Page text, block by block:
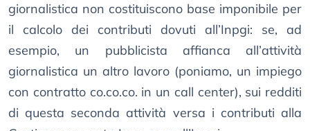
giornalistica non costituiscono base imponibile per
il calcolo dei contributi dovuti all’Inpgi: se, ad
esempio, un pubblicista affianca all’attività
giornalistica un altro lavoro (poniamo, un impiego
con contratto co.co.co. in un call center), sui redditi
di questa seconda attività versa i contributi alla